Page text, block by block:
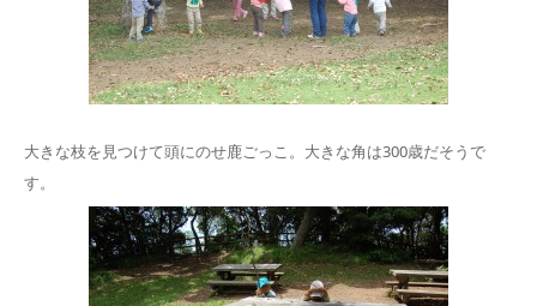
大きな枝を見つけて頭にのせ鹿ごっこ。大きな角は300歳だそうで
す。